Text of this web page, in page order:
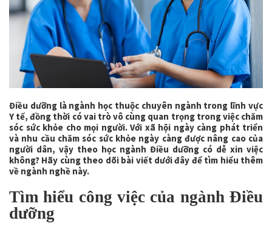
Điều dưỡng là ngành học thuộc chuyên ngành trong lĩnh vực
Y tế, đồng thời có vai trò vô cùng quan trọng trong việc chăm
sóc sức khỏe cho mọi người. Với xã hội ngày càng phát triển
và nhu cầu chăm sóc sức khỏe ngày càng được nâng cao của
người dân, vậy theo học ngành Điều dưỡng có dễ xin việc
không? Hãy cùng theo dõi bài viết dưới đây để tìm hiểu thêm
về ngành nghề này.
Tìm hiểu công việc của ngành Điều
dưỡng